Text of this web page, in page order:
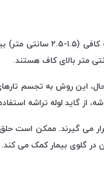
با قرار دادن صحیح لوله
این روش به تجسم
از گاید لوله تراشه
می گیرند. ممکن است
در گلوی بیمار کمک می کند.